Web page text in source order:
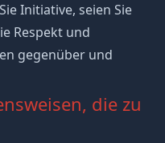
Initiative, seien Sie
Respekt und
gegenüber und
die zu